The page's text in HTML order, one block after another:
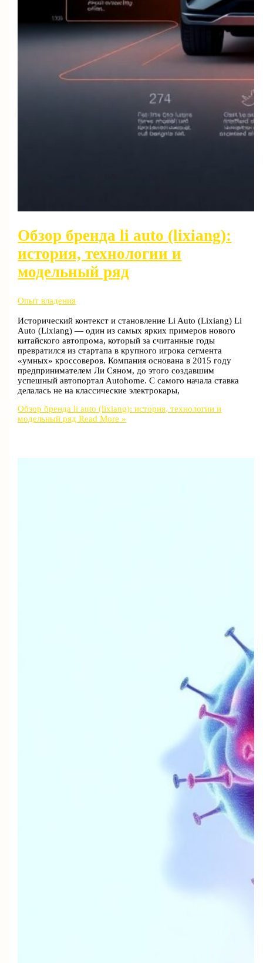
Обзор бренда li auto (lixiang):
история, технологии и
модельный ряд
Опыт владения
Исторический контекст и становление Li Auto (Lixiang) Li
Auto (Lixiang) — один из самых ярких примеров нового
китайского автопрома, который за считанные годы
превратился из стартапа в крупного игрока сегмента
«умных» кроссоверов. Компания основана в 2015 году
предпринимателем Ли Сяном, до этого создавшим
успешный автопортал Autohome. С самого начала ставка
делалась не на классические электрокары,
Обзор бренда li auto (lixiang): история, технологии и
модельный ряд Read More »